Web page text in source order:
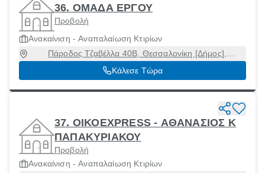
36. ΟΜΑΔΑ ΕΡΓΟΥ
Προβολή
Ανακαίνιση - Αναπαλαίωση Κτιρίων
Πάροδος Τζαβέλλα 40Β, Θεσσαλονίκη [Δήμος],
Θεσσαλονίκη
Κάλεσε Τώρα
37. ΟΙΚΟEXPRESS - ΑΘΑΝΑΣΙΟΣ Κ
ΠΑΠΑΚΥΡΙΑΚΟΥ
Προβολή
Ανακαίνιση - Αναπαλαίωση Κτιρίων